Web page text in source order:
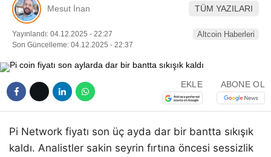
Mesut İnan TÜM YAZILARI
Yayınlandı: 04.12.2025 - 22:27
Son Güncelleme: 04.12.2025 - 22:37
Altcoin Haberleri
EKLE ABONE OL
Pi Network fiyatı son üç ayda dar bir bantta sıkışık
kaldı. Analistler sakin seyrin fırtına öncesi sessizlik